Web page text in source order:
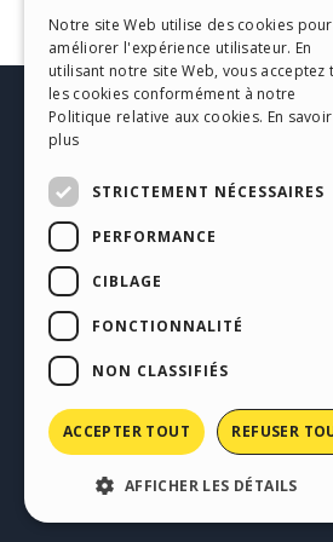
Communauté
Sites Utilisateurs
Copyright © 2026Incomedia
Ce site contient des
comportement de tiers en
GERMAN
SPANISH
Notre site Web utilise des cookies pour
améliorer l'expérience utilisateur. En
utilisant notre site Web, vous acceptez
les cookies conformément à notre
Politique relative aux cookies. En savoir
plus
STRICTEMENT NÉCESSAIRES
PERFORMANCE
CIBLAGE
FONCTIONNALITÉ
NON CLASSIFIÉS
ACCEPTER TOUT REFUSER
AFFICHER LES DÉTAILS